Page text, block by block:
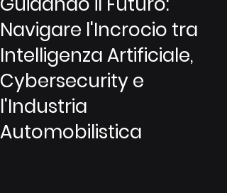
Navigare l'Incrocio tra
Intelligenza Artificiale,
Cybersecurity e
l'Industria
Automobilistica